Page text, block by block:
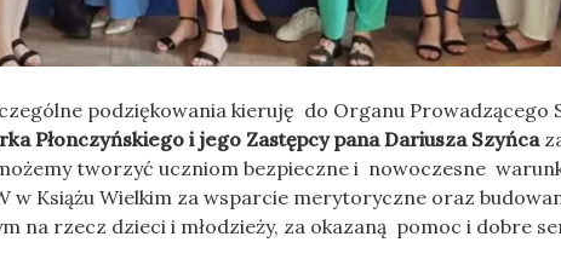
podziękowania kieruję do Organu Prowadzącego
Płonczyńskiego i jego Zastępcy pana Dariusza Szyńca
tworzyć uczniom bezpieczne i nowoczesne
w Książu Wielkim za wsparcie merytoryczne oraz
na rzecz dzieci i młodzieży, za okazaną pomoc i dobre